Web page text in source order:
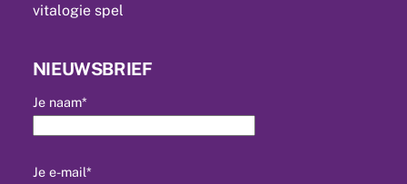
vitalogie spel
NIEUWSBRIEF
Je naam*
Je e-mail*